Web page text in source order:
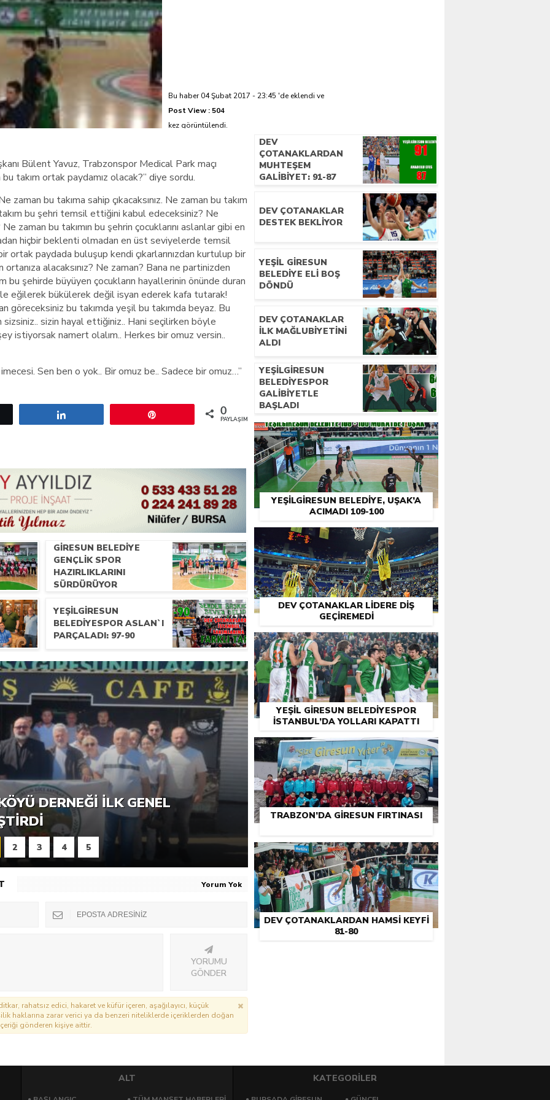
hayatını kaybetti
Bu haber 04 Şubat 2017 - 23:45 'de eklendi ve
Post View : 504
kez görüntülendi.
Bülent Yavuz, Trabzonspor Medical Park maçı
takım ortak paydamız olacak?” diye sordu.
zaman bu takıma sahip çıkacaksınız. Ne zaman bu takım
bu şehri temsil ettiğini kabul edeceksiniz? Ne
zaman bu takımın bu şehrin çocuklarını aslanlar gibi en
hiçbir beklenti olmadan en üst seviyelerde temsil
paydada buluşup kendi çıkarlarınızdan kurtulup bir
alacaksınız? Ne zaman? Bana ne partinizden
bu şehirde büyüyen çocukların hayallerinin önünde duran
eğilerek bükülerek değil isyan ederek kafa tutarak!
göreceksiniz bu takımda yeşil bu takımda beyaz. Bu
sizin hayal ettiğiniz.. Hani seçilirken böyle
istiyorsak namert olalım.. Herkes bir omuz versin..
Sen ben o yok.. Bir omuz be.. Sadece bir omuz…”
0
PAYLAŞIMLAR
GIRESUN BELEDIYE
GENÇLIK SPOR
HAZIRLIKLARINI
SÜRDÜRÜYOR
YEŞILGIRESUN
BELEDIYESPOR ASLAN`I
PARÇALADI: 97-90
PIKNIK ŞÖLENI YOĞUN
DERNEĞI İLK GENEL
2 3 4 5
Yorum Yok
YORUMU
GÖNDER
rahatsız edici, hakaret ve küfür içeren, aşağılayıcı, küçük
haklarına zarar verici ya da benzeri niteliklerde içeriklerden doğan
gönderen kişiye aittir.
DEV
ÇOTANAKLARDAN
MUHTEŞEM
GALIBIYET: 91-87
DEV ÇOTANAKLAR
DESTEK BEKLIYOR
YEŞIL GIRESUN
BELEDIYE ELI BOŞ
DÖNDÜ
DEV ÇOTANAKLAR
İLK MAĞLUBIYETINI
ALDI
YEŞILGIRESUN
BELEDIYESPOR
GALIBIYETLE
BAŞLADI
YEŞILGIRESUN BELEDIYE, UŞAK’A
ACIMADI 109-100
DEV ÇOTANAKLAR LIDERE DIŞ
GEÇIREMEDI
YEŞIL GIRESUN BELEDIYESPOR
İSTANBUL’DA YOLLARI KAPATTI
TRABZON’DA GIRESUN FIRTINASI
DEV ÇOTANAKLARDAN HAMSI KEYFI
81-80
ALT KATEGORİLER